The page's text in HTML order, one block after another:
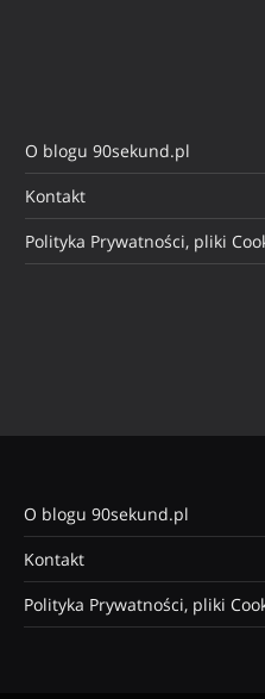
O blogu 90sekund.pl
Kontakt
Polityka Prywatności, pliki
O blogu 90sekund.pl
Kontakt
Polityka Prywatności, pliki